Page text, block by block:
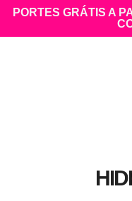
PORTES GRÁTIS A